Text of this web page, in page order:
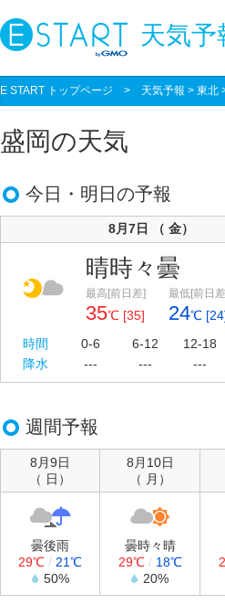
天気予
E START トップページ > 天気予報 > 東北
盛岡の天気
今日・明日の予報
8月7日 （ 金）
晴時々曇
最高[前日差]
35℃ [35]
最低[前日
24℃
時間
0-6 6-12 12-18
降水
--- --- ---
週間予報
8月9日
（ 日）
8月10日
（ 月）
曇後雨
29℃ / 21℃
50%
曇時々晴
29℃/ 18℃
20%